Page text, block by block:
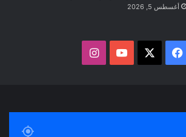
أغسطس 5, 2026